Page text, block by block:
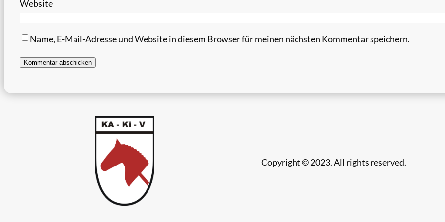
Website
Name, E-Mail-Adresse und Website in diesem Browser für meinen nächsten Kommentar speichern.
Copyright © 2023. All rights reserved.